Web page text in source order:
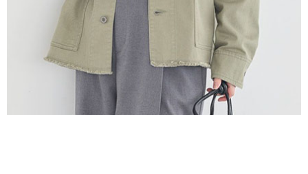
３．未成年的使用者請事先徵得法定代理人或監護人之同意方可使用
「AFTEE先享後付」，若未經同意申辦者引起之損失，本公司不負相關責
４．使用「AFTEE先享後付」時，將依據個別帳號之用戶狀況，依本公司即
時審查核予不同之上限額度；若仍有額度不足之情形，本公司將視審查結果
請求用戶進行身份認證。
５．嚴禁一人註冊多個帳號或使用他人資訊註冊。若發現惡意使用之情形，
恩沛科技股份有限公司將有權停止該用戶之使用額度並採取法律行動。
每筆NT$90，滿NT$888(含以上)免運費